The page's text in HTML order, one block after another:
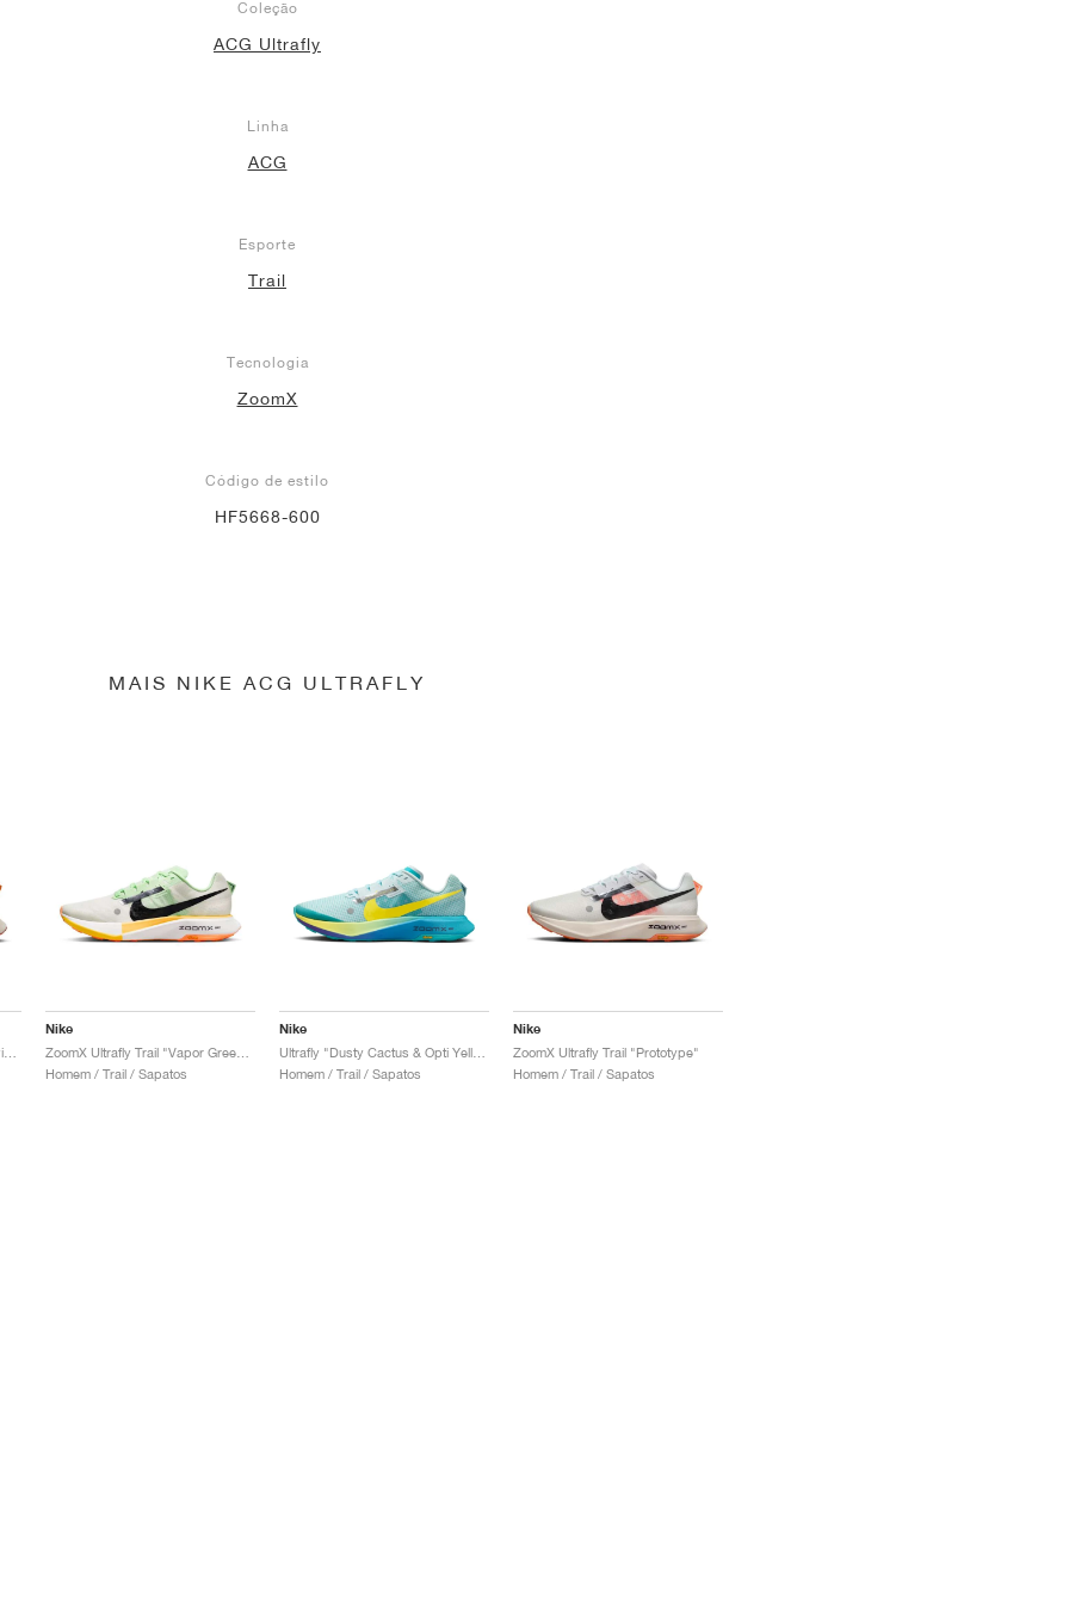
Coleção
ACG Ultrafly
Linha
ACG
Esporte
Trail
Tecnologia
ZoomX
Código de estilo
HF5668-600
MAIS NIKE ACG ULTRAFLY
ZoomX Ultrafly Trail "White & Vivid Grape"
Nike
Homem / Trail / Sapatos
Nike
Homem / Trail / Sapatos
Nike
ZoomX Ultrafly Trail "Prototype"
Homem / Trail / Sapatos